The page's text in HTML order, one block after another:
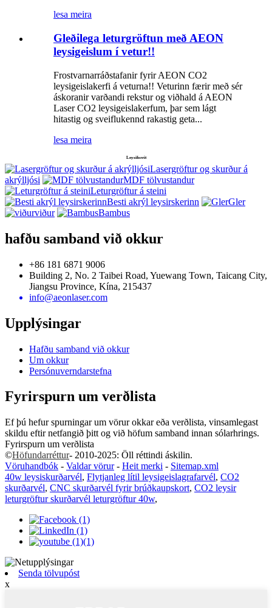
lesa meira
Gleðilega leturgröftun með AEON
leysigeislum í vetur!!
Frostvarnarráðstafanir fyrir AEON CO2
leysigeislakerfi á veturna!! Veturinn færir með sér
áskoranir varðandi rekstur og viðhald á AEON
Laser CO2 leysigeislakerfum, þar sem lágt
hitastig og sveiflukennd rakastig geta...
lesa meira
Leysiforrit
Lasergröftur og skurður á
akrýlljósi
MDF tölvustandur
Leturgröftur á steini
Besti akrýl leysirskerinn
Gler
viður
Bambus
hafðu samband við okkur
+86 181 6871 9006
Building 2, No. 2 Taibei Road, Yuewang Town, Taicang City,
Jiangsu Province, Kína, 215437
info@aeonlaser.com
Upplýsingar
Hafðu samband við okkur
Um okkur
Persónuverndarstefna
Fyrirspurn um verðlista
Ef þú hefur spurningar um vörur okkar eða verðlista, vinsamlegast
skildu eftir netfangið þitt og við höfum samband innan sólarhrings.
Fyrirspurn um verðlista
©Höfundarréttur- 2010-2025: Öll réttindi áskilin.
Vöruhandbók - Valdar vörur- Heit merki - Sitemap.xml
40w leysiskurðarvél, Flytjanleg lítil leysigeislagrafarvél, CO2
skurðarvél, CNC skurðarvél fyrir brúðkaupskort, CO2 leysir
leturgröftur skurðarvél leturgröftur 40w,
Senda tölvupóst
x